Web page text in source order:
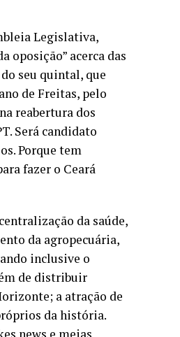
Legislativa,
oposição” acerca das
seu quintal, que
de Freitas, pelo
reabertura dos
Será candidato
Porque tem
fazer o Ceará
da saúde,
da agropecuária,
inclusive o
de distribuir
a atração de
da história.